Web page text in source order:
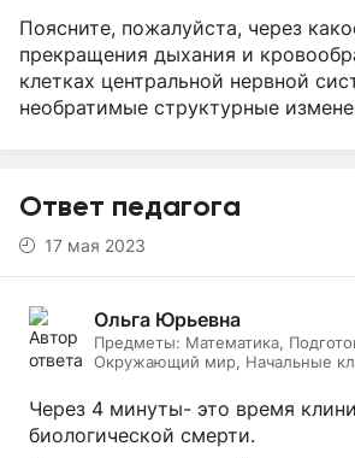
Поясните, пожалуйста, через
прекращения дыхания и
клетках центральной нервной
необратимые структурные
Ответ педагога
17 мая 2023
Ольга Юрьевна
Предметы: Математика,
Окружающий мир, Начальные
Через 4 минуты- это время
биологической смерти.